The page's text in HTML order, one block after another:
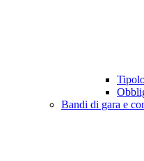
Bandi di gara e